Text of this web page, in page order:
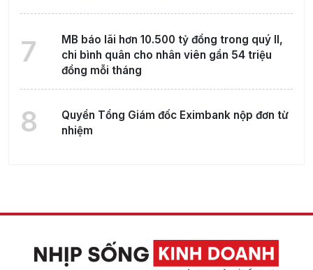
7
MB báo lãi hơn 10.500 tỷ đồng trong quý II,
chi bình quân cho nhân viên gần 54 triệu
đồng mỗi tháng
8
Quyền Tổng Giám đốc Eximbank nộp đơn từ
nhiệm